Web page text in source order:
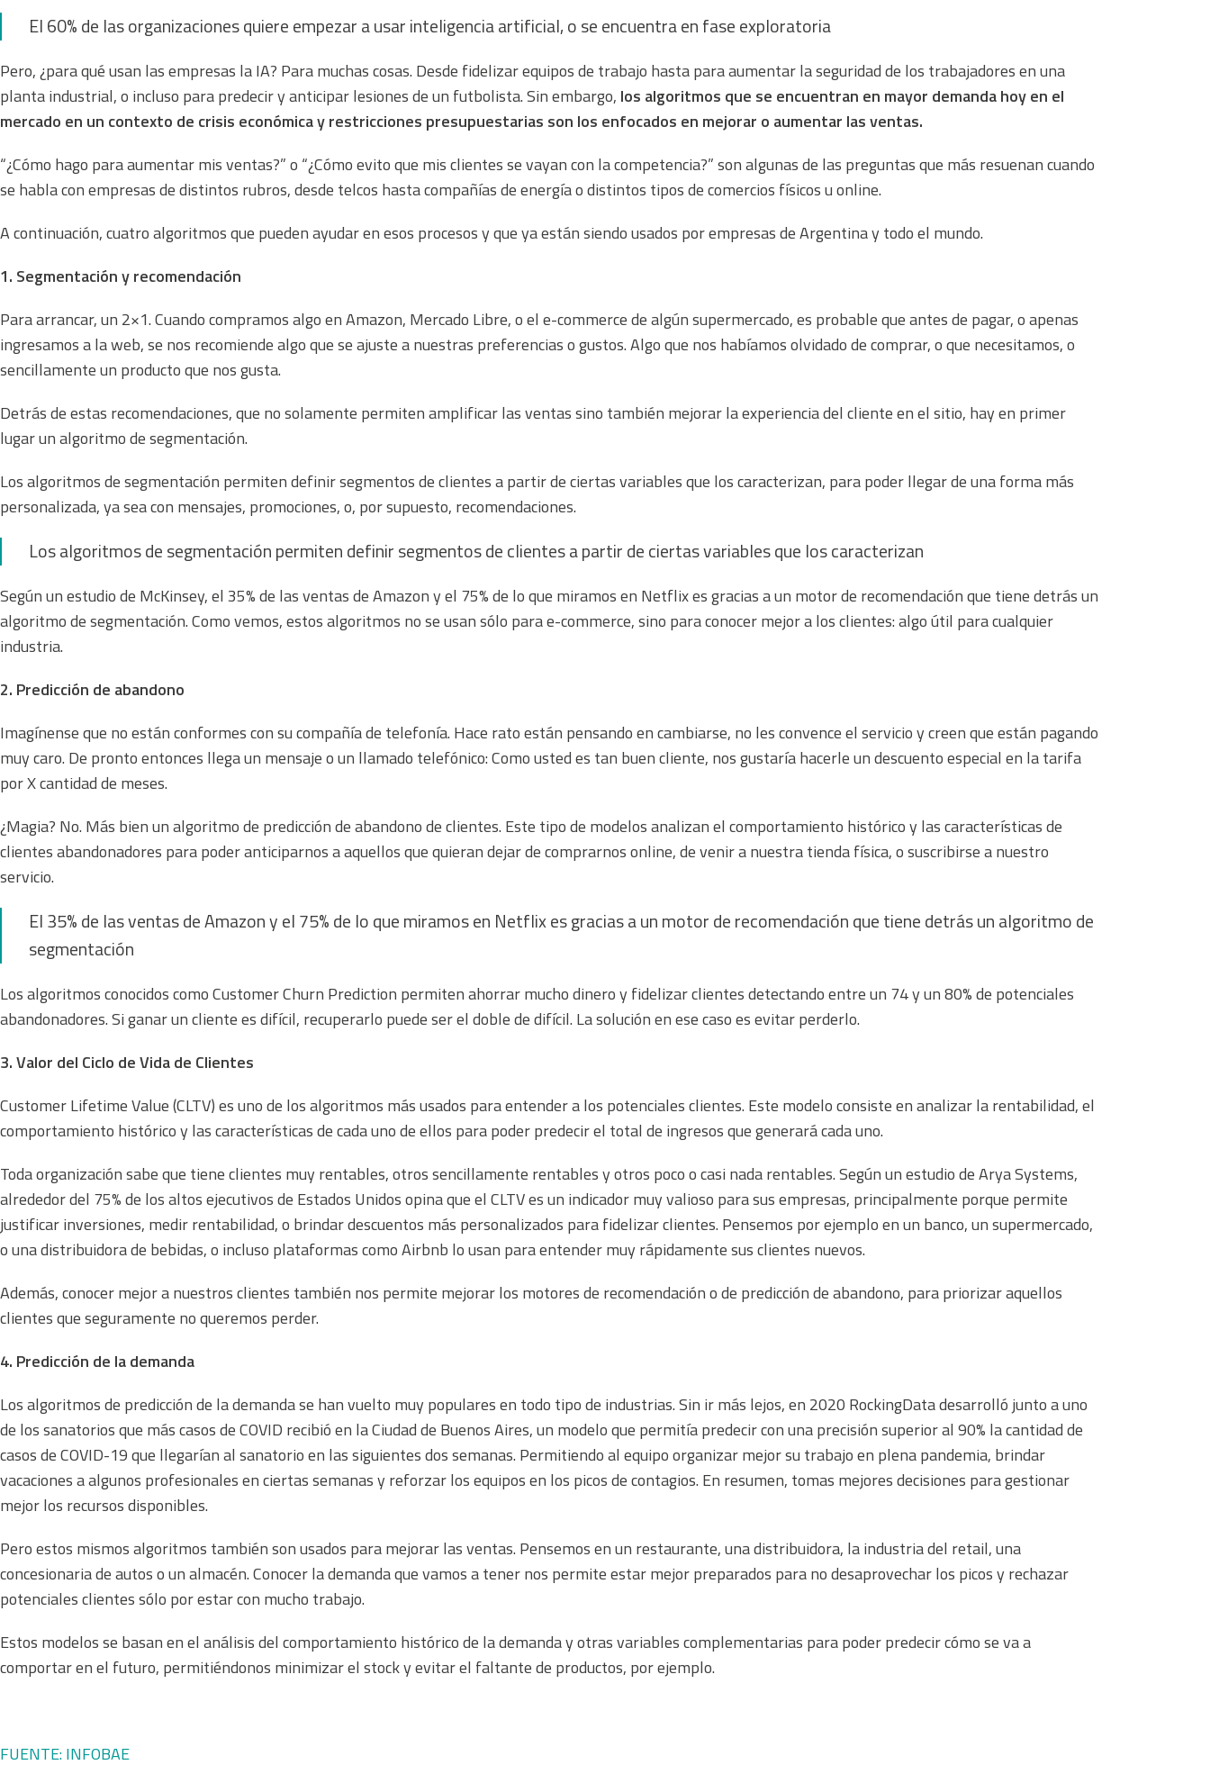
El 60% de las organizaciones quiere empezar a usar inteligencia artificial, o se encuentra en fase exploratoria
Pero, ¿para qué usan las empresas la IA? Para muchas cosas. Desde fidelizar equipos de trabajo hasta para aumentar la seguridad de los trabajadores en una
planta industrial, o incluso para predecir y anticipar lesiones de un futbolista. Sin embargo, los algoritmos que se encuentran en mayor demanda hoy en el
mercado en un contexto de crisis económica y restricciones presupuestarias son los enfocados en mejorar o aumentar las ventas.
“¿Cómo hago para aumentar mis ventas?” o “¿Cómo evito que mis clientes se vayan con la competencia?” son algunas de las preguntas que más resuenan cuando
se habla con empresas de distintos rubros, desde telcos hasta compañías de energía o distintos tipos de comercios físicos u online.
A continuación, cuatro algoritmos que pueden ayudar en esos procesos y que ya están siendo usados por empresas de Argentina y todo el mundo.
1. Segmentación y recomendación
Para arrancar, un 2×1. Cuando compramos algo en Amazon, Mercado Libre, o el e-commerce de algún supermercado, es probable que antes de pagar, o apenas
ingresamos a la web, se nos recomiende algo que se ajuste a nuestras preferencias o gustos. Algo que nos habíamos olvidado de comprar, o que necesitamos, o
sencillamente un producto que nos gusta.
Detrás de estas recomendaciones, que no solamente permiten amplificar las ventas sino también mejorar la experiencia del cliente en el sitio, hay en primer
lugar un algoritmo de segmentación.
Los algoritmos de segmentación permiten definir segmentos de clientes a partir de ciertas variables que los caracterizan, para poder llegar de una forma más
personalizada, ya sea con mensajes, promociones, o, por supuesto, recomendaciones.
Los algoritmos de segmentación permiten definir segmentos de clientes a partir de ciertas variables que los caracterizan
Según un estudio de McKinsey, el 35% de las ventas de Amazon y el 75% de lo que miramos en Netflix es gracias a un motor de recomendación que tiene detrás un
algoritmo de segmentación. Como vemos, estos algoritmos no se usan sólo para e-commerce, sino para conocer mejor a los clientes: algo útil para cualquier
industria.
2. Predicción de abandono
Imagínense que no están conformes con su compañía de telefonía. Hace rato están pensando en cambiarse, no les convence el servicio y creen que están pagando
muy caro. De pronto entonces llega un mensaje o un llamado telefónico:Como usted es tan buen cliente, nos gustaría hacerle un descuento especial en la tarifa
por X cantidad de meses.
¿Magia? No. Más bien un algoritmo de predicción de abandono de clientes. Este tipo de modelos analizan el comportamiento histórico y las características de
clientes abandonadores para poder anticiparnos a aquellos que quieran dejar de comprarnos online, de venir a nuestra tienda física, o suscribirse a nuestro
servicio.
El 35% de las ventas de Amazon y el 75% de lo que miramos en Netflix es gracias a un motor de recomendación que tiene detrás un algoritmo de
segmentación
Los algoritmos conocidos comoCustomer Churn Prediction permiten ahorrar mucho dinero y fidelizar clientes detectando entre un 74 y un 80% de potenciales
abandonadores. Si ganar un cliente es difícil, recuperarlo puede ser el doble de difícil. La solución en ese caso es evitar perderlo.
3. Valor del Ciclo de Vida de Clientes
Customer Lifetime Value(CLTV) es uno de los algoritmos más usados para entender a los potenciales clientes. Este modelo consiste en analizar la rentabilidad, el
comportamiento histórico y las características de cada uno de ellos para poder predecir el total de ingresos que generará cada uno.
Toda organización sabe que tiene clientes muy rentables, otros sencillamente rentables y otros poco o casi nada rentables. Según un estudio de Arya Systems,
alrededor del 75% de los altos ejecutivos de Estados Unidos opina que el CLTV es un indicador muy valioso para sus empresas, principalmente porque permite
justificar inversiones, medir rentabilidad, o brindar descuentos más personalizados para fidelizar clientes. Pensemos por ejemplo en un banco, un supermercado,
o una distribuidora de bebidas, o incluso plataformas como Airbnb lo usan para entender muy rápidamente sus clientes nuevos.
Además, conocer mejor a nuestros clientes también nos permite mejorar los motores de recomendación o de predicción de abandono, para priorizar aquellos
clientes que seguramente no queremos perder.
4. Predicción de la demanda
Los algoritmos de predicción de la demanda se han vuelto muy populares en todo tipo de industrias. Sin ir más lejos, en 2020 RockingData desarrolló junto a uno
de los sanatorios que más casos de COVID recibió en la Ciudad de Buenos Aires, un modelo que permitía predecir con una precisión superior al 90% la cantidad de
casos de COVID-19 que llegarían al sanatorio en las siguientes dos semanas. Permitiendo al equipo organizar mejor su trabajo en plena pandemia, brindar
vacaciones a algunos profesionales en ciertas semanas y reforzar los equipos en los picos de contagios. En resumen, tomas mejores decisiones para gestionar
mejor los recursos disponibles.
Pero estos mismos algoritmos también son usados para mejorar las ventas. Pensemos en un restaurante, una distribuidora, la industria del retail, una
concesionaria de autos o un almacén. Conocer la demanda que vamos a tener nos permite estar mejor preparados para no desaprovechar los picos y rechazar
potenciales clientes sólo por estar con mucho trabajo.
Estos modelos se basan en el análisis del comportamiento histórico de la demanda y otras variables complementarias para poder predecir cómo se va a
comportar en el futuro, permitiéndonos minimizar el stock y evitar el faltante de productos, por ejemplo.
FUENTE: INFOBAE